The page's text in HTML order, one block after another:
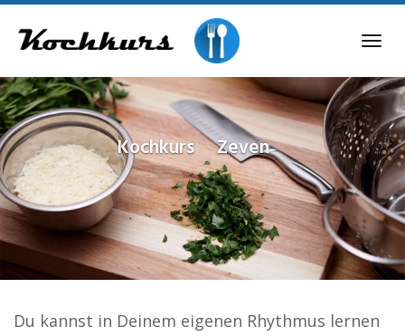
content
Kochkurs Zeven
Du kannst in Deinem eigenen Rhythmus lernen